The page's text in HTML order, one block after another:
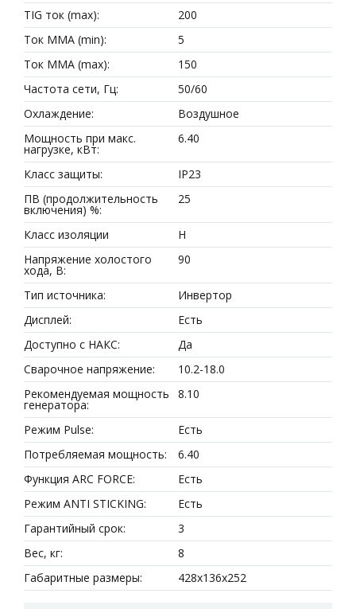
TIG ток (max):
200
Ток MMA (min):
5
Ток MMA (max):
150
Частота сети, Гц:
50/60
Охлаждение:
Воздушное
Мощность при макс.
нагрузке, кВт:
6.40
Класс защиты:
IP23
ПВ (продолжительность
включения) %:
25
Класс изоляции
H
Напряжение холостого
хода, В:
90
Тип источника:
Инвертор
Дисплей:
Есть
Доступно с НАКС:
Да
Сварочное напряжение:
10.2-18.0
Рекомендуемая мощность
генератора:
8.10
Режим Pulse:
Есть
Потребляемая мощность:
6.40
Функция ARC FORCE:
Есть
Режим ANTI STICKING:
Есть
Гарантийный срок:
3
Вес, кг:
8
Габаритные размеры:
428x136x252